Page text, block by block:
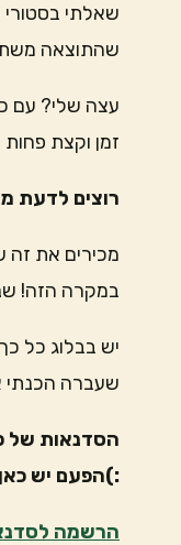
שאלתי בסטורי
שהתוצאה
עצה שלי? עם
זמן וקצת
רוצים לדעת
מכירים את זה
במקרה הזה!
יש בבלוג כל
שעברה הכנתי
הסדנאות של
:)הפעם יש
הרשמה